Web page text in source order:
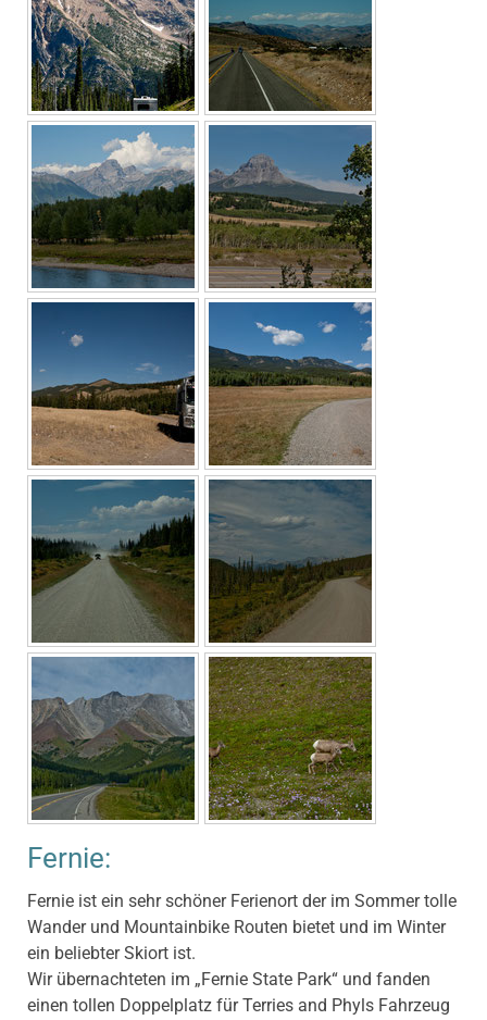
Fernie:
Fernie ist ein sehr schöner Ferienort der im Sommer tolle
Wander und Mountainbike Routen bietet und im Winter
ein beliebter Skiort ist.
Wir übernachteten im „Fernie State Park“ und fanden
einen tollen Doppelplatz für Terries and Phyls Fahrzeug